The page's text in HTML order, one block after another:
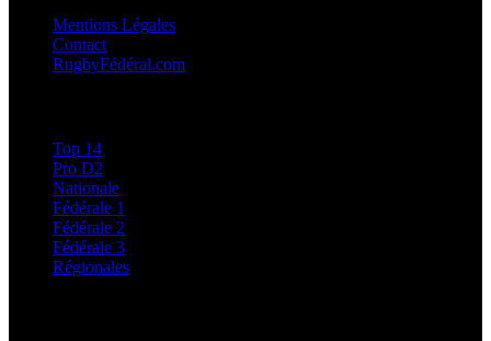
Mentions Légales
Contact
RugbyFédéral.com
Top 14
Pro D2
Nationale
Fédérale 1
Fédérale 2
Fédérale 3
Régionales